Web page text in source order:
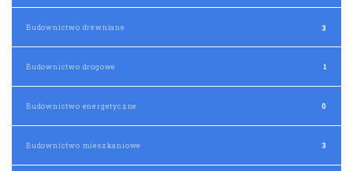
Budownictwo drewniane 3
Budownictwo drogowe 1
Budownictwo energetyczne 0
Budownictwo mieszkaniowe 3